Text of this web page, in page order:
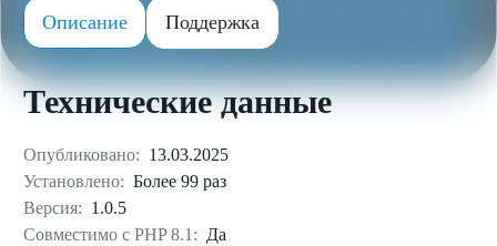
Описание Поддержка
Технические данные
Опубликовано: 13.03.2025
Установлено: Более 99 раз
Версия: 1.0.5
Совместимо с PHP 8.1: Да